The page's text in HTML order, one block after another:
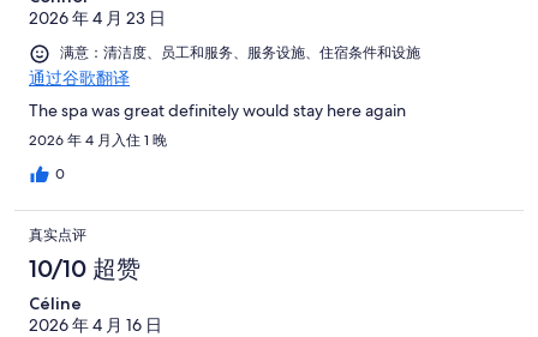
2026 年 4 月 23 日
满意：清洁度、员工和服务、服务设施、住宿条件和设施
通过谷歌翻译
The spa was great definitely would stay here again
2026 年 4 月入住 1 晚
0
真实点评
10/10 超赞
Céline
2026 年 4 月 16 日